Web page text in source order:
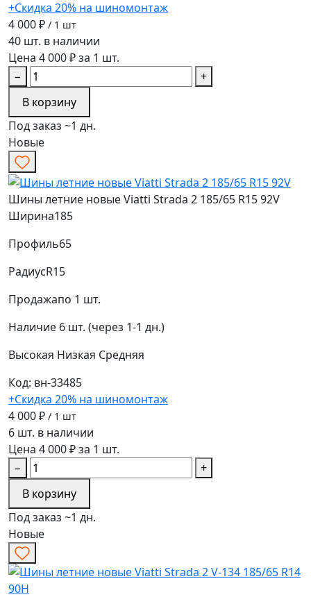
+Скидка 20% на шиномонтаж
4 000 ₽ / 1 шт
40 шт. в наличии
Цена 4 000 ₽ за 1 шт.
−
+
В корзину
Под заказ ~1 дн.
Новые
Шины летние новые Viatti Strada 2 185/65 R15 92V
Ширина185
Профиль65
РадиусR15
Продажапо 1 шт.
Наличие 6 шт. (через 1-1 дн.)
Высокая Низкая Средняя
Код: вн-33485
+Скидка 20% на шиномонтаж
4 000 ₽ / 1 шт
6 шт. в наличии
Цена 4 000 ₽ за 1 шт.
−
+
В корзину
Под заказ ~1 дн.
Новые